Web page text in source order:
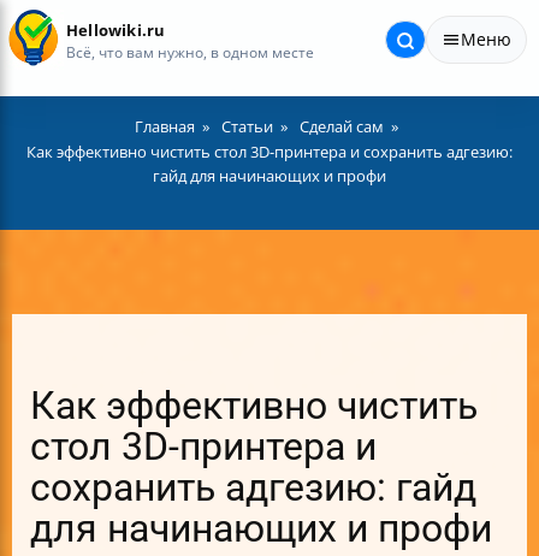
Hellowiki.ru
Всё, что вам нужно, в одном месте
Меню
Главная Статьи
Сделай сам
Как эффективно чистить стол 3D-принтера и сохранить адгезию:
гайд для начинающих и профи
Как эффективно чистить
стол 3D-принтера и
сохранить адгезию: гайд
для начинающих и профи